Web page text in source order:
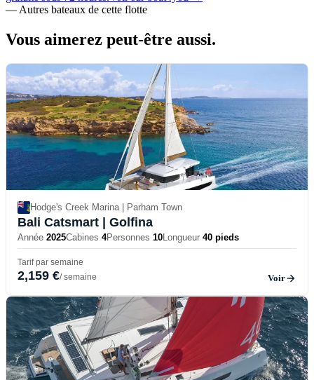
— Autres bateaux de cette flotte
Vous aimerez peut-être aussi.
Hodge's Creek Marina | Parham Town
Bali Catsmart | Golfina
Année 2025Cabines 4Personnes 10Longueur 40 pieds
Tarif par semaine
2,159 €/ semaine Voir